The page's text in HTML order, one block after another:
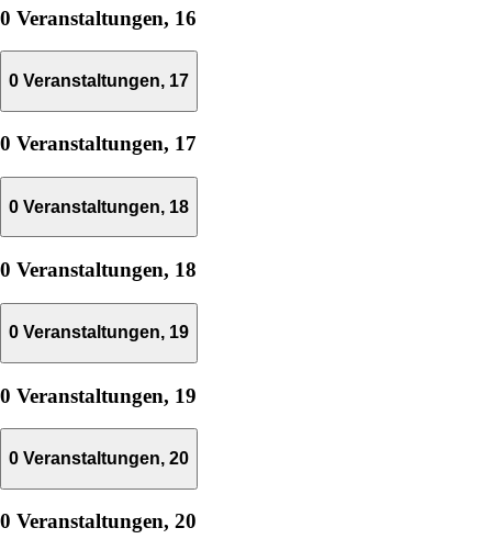
0 Veranstaltungen, 16
0 Veranstaltungen, 17
0 Veranstaltungen, 17
0 Veranstaltungen, 18
0 Veranstaltungen, 18
0 Veranstaltungen, 19
0 Veranstaltungen, 19
0 Veranstaltungen, 20
0 Veranstaltungen, 20